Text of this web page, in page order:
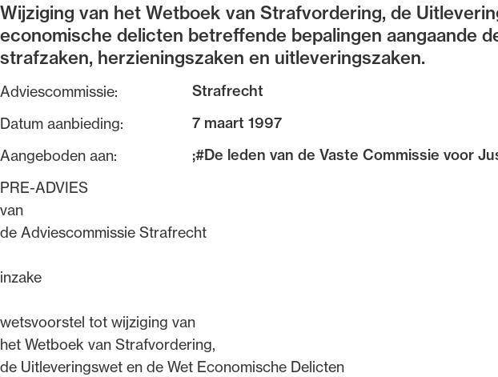
Wijziging van het Wetboek van Strafvordering, de
economische delicten betreffende bepalingen aangaande
strafzaken, herzieningszaken en uitleveringszaken.
Adviescommissie: Strafrecht
Datum aanbieding: 7 maart 1997
Aangeboden aan: ;#De leden van de Vaste Commissie voor
PRE-ADVIES
van
de Adviescommissie Strafrecht
inzake
wetsvoorstel tot wijziging van
het Wetboek van Strafvordering,
de Uitleveringswet en de Wet Economische Delicten
Alle wet- en regelgeving voor de advocatuur. Van de